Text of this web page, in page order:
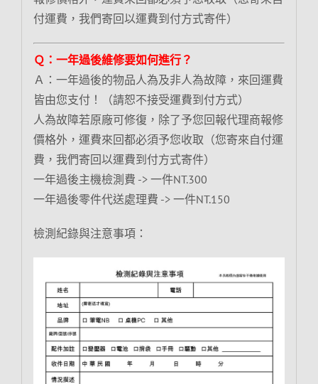
付運費，我們寄回以運費到付方式寄件）
Ｑ：一年過後維修要如何進行？
Ａ：一年過後的物品人為及非人為故障，來回運費
皆由您支付！（請恕不接受運費到付方式）
人為故障若原廠可修復，除了予您回報代理商報修
價格外，運費來回都必須予您收取（您寄來自付運
費，我們寄回以運費到付方式寄件）
一年過後主機檢測費 -> 一件NT.300
一年過後零件代送處理費 -> 一件NT.150
檢測紀錄與注意事項：